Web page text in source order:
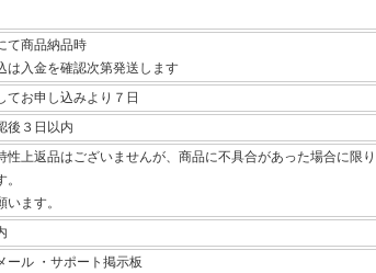
て商品納品時
は入金を確認次第発送します
てお申し込みより７日
後３日以内
性上返品はございませんが、商品に不具合があった場合に限り
います。
ール ・サポート掲示板